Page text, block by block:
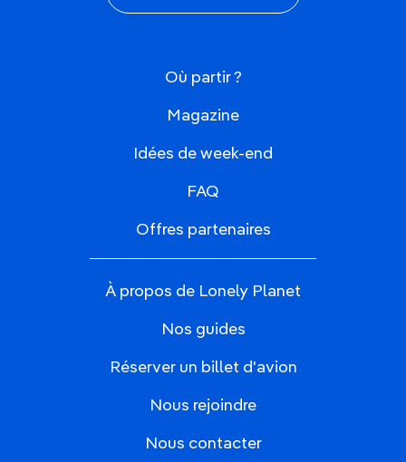
Où partir ?
Magazine
Idées de week-end
FAQ
Offres partenaires
À propos de Lonely Planet
Nos guides
Réserver un billet d'avion
Nous rejoindre
Nous contacter